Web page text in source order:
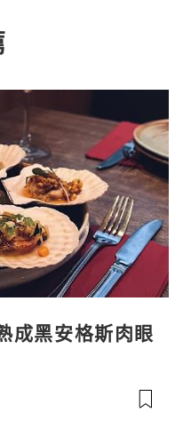
成黑安格斯肉眼